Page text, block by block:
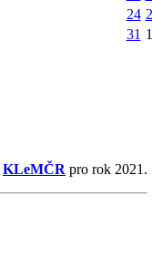
24
31 1
KLeMČR pro rok 2021.